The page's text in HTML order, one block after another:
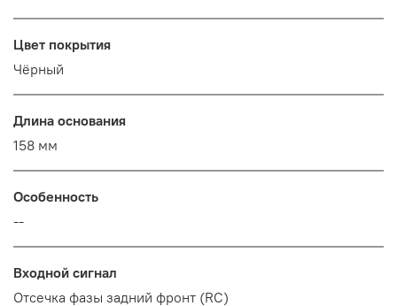
Цвет покрытия
Чёрный
Длина основания
158 мм
Особенность
--
Входной сигнал
Отсечка фазы задний фронт (RC)